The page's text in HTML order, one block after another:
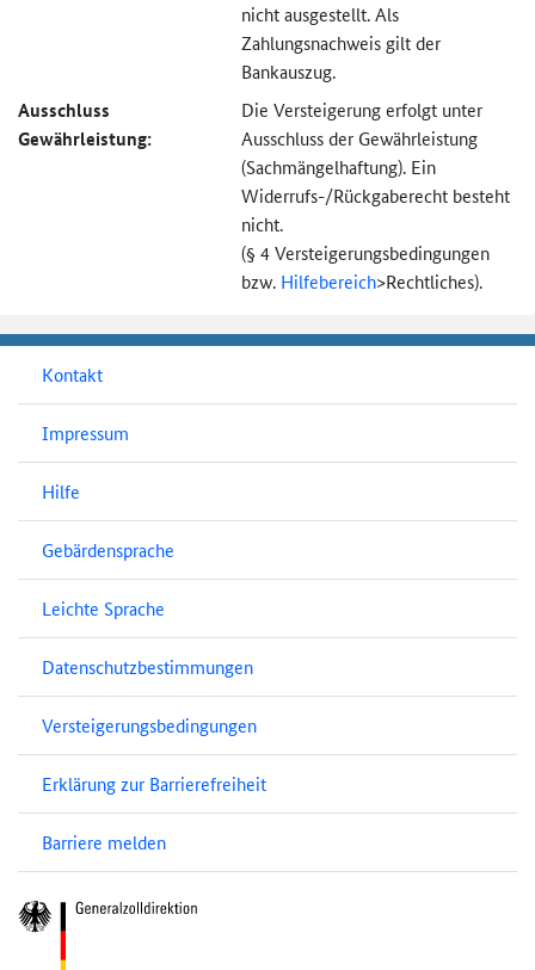
nicht ausgestellt. Als
Zahlungsnachweis gilt der
Bankauszug.
Ausschluss
Gewährleistung:
Die Versteigerung erfolgt unter
Ausschluss der Gewährleistung
(Sachmängel­haftung). Ein
Widerrufs-/Rückgaberecht besteht
nicht.
(§ 4 Versteigerungs­bedingungen
bzw. Hilfebereich>Rechtliches).
Kontakt
Impressum
Hilfe
Gebärdensprache
Leichte Sprache
Datenschutzbestimmungen
Versteigerungsbedingungen
Erklärung zur Barrierefreiheit
Barriere melden